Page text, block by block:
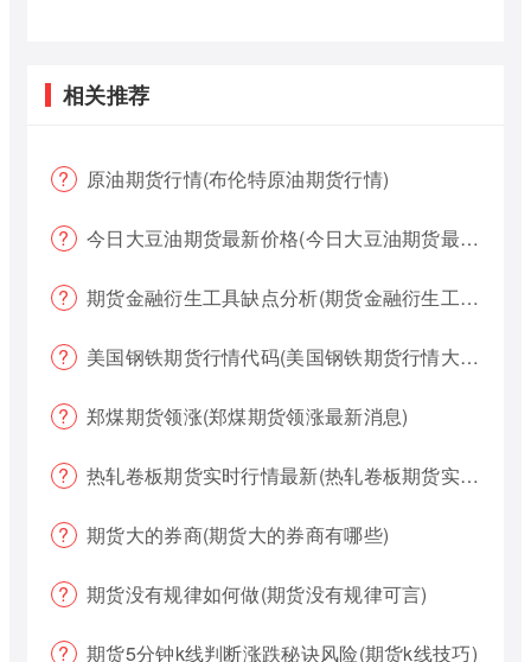
相关推荐
原油期货行情(布伦特原油期货行情)
今日大豆油期货最新价格(今日大豆油期货最新价格行情)
期货金融衍生工具缺点分析(期货金融衍生工具缺点分析报告)
美国钢铁期货行情代码(美国钢铁期货行情大盘)
郑煤期货领涨(郑煤期货领涨最新消息)
热轧卷板期货实时行情最新(热轧卷板期货实时行情最新报价)
期货大的券商(期货大的券商有哪些)
期货没有规律如何做(期货没有规律可言)
期货5分钟k线判断涨跌秘诀风险(期货k线技巧)